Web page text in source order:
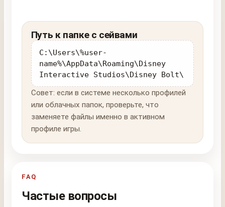
Путь к папке с сейвами
C:\Users\%user-
name%\AppData\Roaming\Disney
Interactive Studios\Disney Bolt\
Совет: если в системе несколько профилей
или облачных папок, проверьте, что
заменяете файлы именно в активном
профиле игры.
FAQ
Частые вопросы